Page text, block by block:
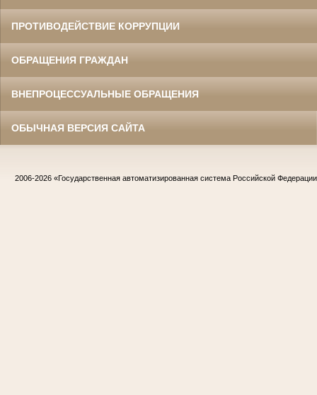
ПРОТИВОДЕЙСТВИЕ КОРРУПЦИИ
ОБРАЩЕНИЯ ГРАЖДАН
ВНЕПРОЦЕССУАЛЬНЫЕ ОБРАЩЕНИЯ
ОБЫЧНАЯ ВЕРСИЯ САЙТА
2006-2026 «Государственная автоматизированная система Российской